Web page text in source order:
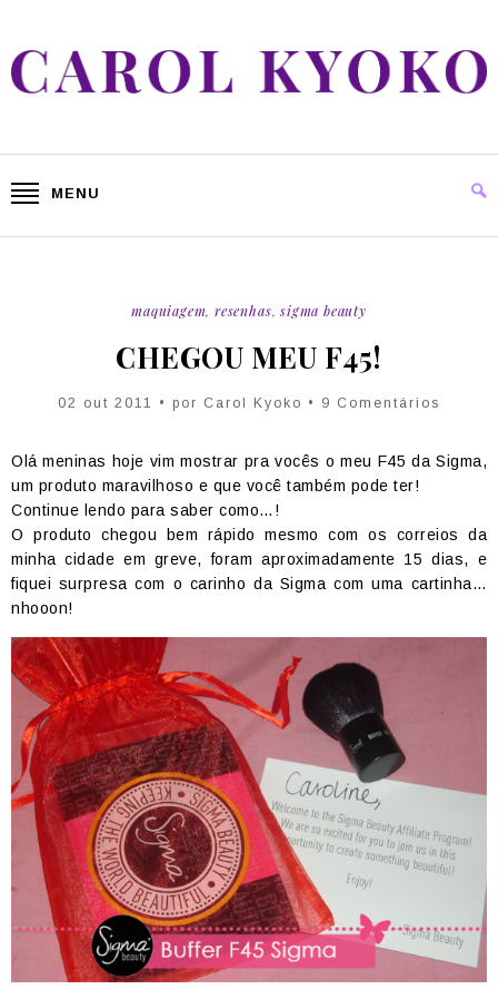
MENU
maquiagem,resenhas,sigma beauty
CHEGOU MEU F45!
02 out 2011 • por Carol Kyoko • 9 Comentários
Olá meninas hoje vim mostrar pra vocês o meu F45 da Sigma,
um produto maravilhoso e que você também pode ter!
Continue lendo para saber como…!
O produto chegou bem rápido mesmo com os correios da
minha cidade em greve, foram aproximadamente 15 dias, e
fiquei surpresa com o carinho da Sigma com uma cartinha…
nhooon!